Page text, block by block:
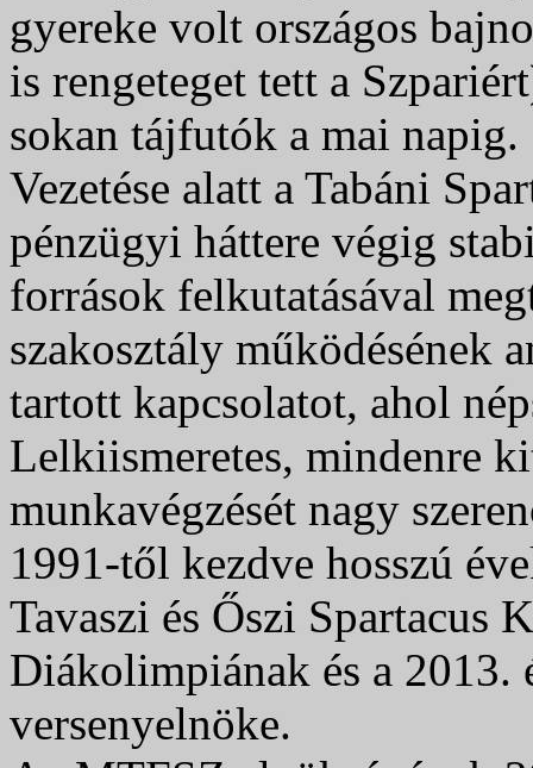
gyereke volt országos
is rengeteget tett a
sokan tájfutók a mai napig.
Vezetése alatt a Tabáni
pénzügyi háttere végig
források felkutatásával
szakosztály működésének
tartott kapcsolatot, ahol
Lelkiismeretes, mindenre
munkavégzését nagy
1991-től kezdve hosszú
Tavaszi és Őszi Spartacus
Diákolimpiának és a
versenyelnöke.